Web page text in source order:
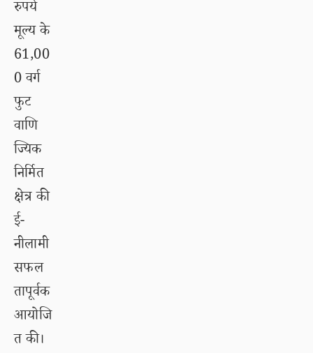
रुपये
मूल्य के
61,00
0 वर्ग
फुट
वाणि
ज्यिक
निर्मित
क्षेत्र की
ई-
नीलामी
सफल
तापूर्वक
आयोजि
त की।